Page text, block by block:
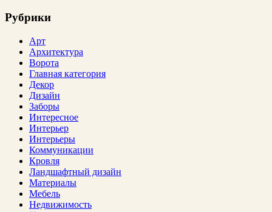
Рубрики
Арт
Архитектура
Ворота
Главная категория
Декор
Дизайн
Заборы
Интересное
Интерьер
Интерьеры
Коммуникации
Кровля
Ландшафтный дизайн
Материалы
Мебель
Недвижимость